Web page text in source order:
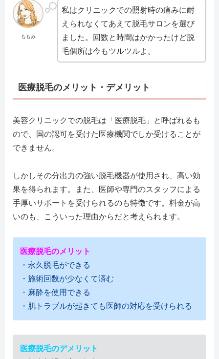
ももみ
私はクリニックでの照射時の痛みに耐
えられなくてあえて脱毛サロンを選び
ました。回数と時間はかかったけど脱
毛個所は今もツルツルよ。
医療脱毛のメリット・デメリット
美容クリニックでの脱毛は「医療脱毛」と呼ばれるも
ので、国の認可を受けた医療機関でしか受けることが
できません。
しかしその分出力の強い脱毛機器が使用され、高い効
果を得られます。また、医師や専門のスタッフによる
手厚いサポートを受けられるのも特徴です。料金が高
いのも、こういった理由からだと考えられます。
医療脱毛のメリット
・永久脱毛ができる
・施術回数が少なくて済む
・麻酔を使用できる
・肌トラブルが起きても医師の対応を受けられる
医療脱毛のデメリット